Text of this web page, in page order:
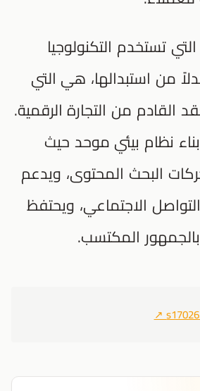
التي تستخدم التكنولوجيا
من استبدالها، هي التي
القادم من التجارة الرقمية.
نظام بيئي موحد حيث
البحث المحتوى، ويدعم
الاجتماعي، ويحتفظ
بالجمهور المكتسب.
↗